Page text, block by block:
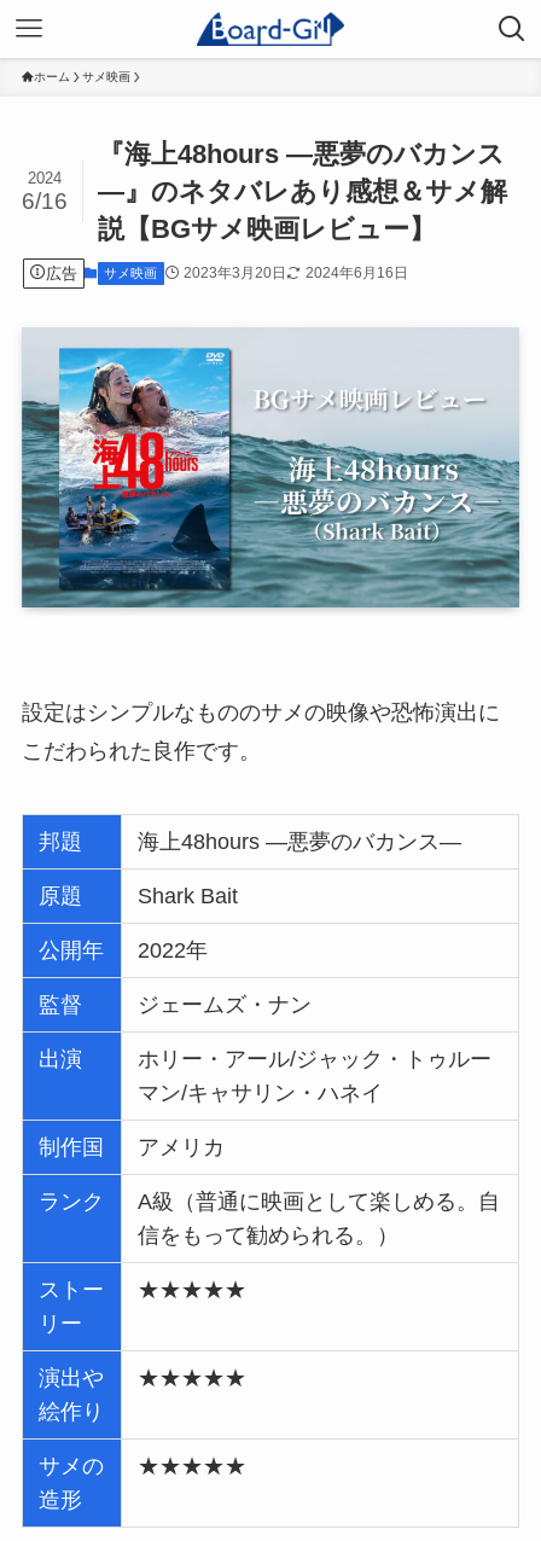
ホーム サメ映画
『海上48hours ―悪夢のバカンス
―』のネタバレあり感想＆サメ解
説【BGサメ映画レビュー】
2024
6/16
広告 サメ映画 2023年3月20日 2024年6月16日
設定はシンプルなもののサメの映像や恐怖演出に
こだわられた良作です。
邦題 海上48hours ―悪夢のバカンス―
原題 Shark Bait
公開年 2022年
監督 ジェームズ・ナン
出演
ホリー・アール/ジャック・トゥルー
マン/キャサリン・ハネイ
制作国 アメリカ
ランク
A級（普通に映画として楽しめる。自
信をもって勧められる。）
ストー
リー
★★★★★
演出や
絵作り
★★★★★
サメの
造形
★★★★★